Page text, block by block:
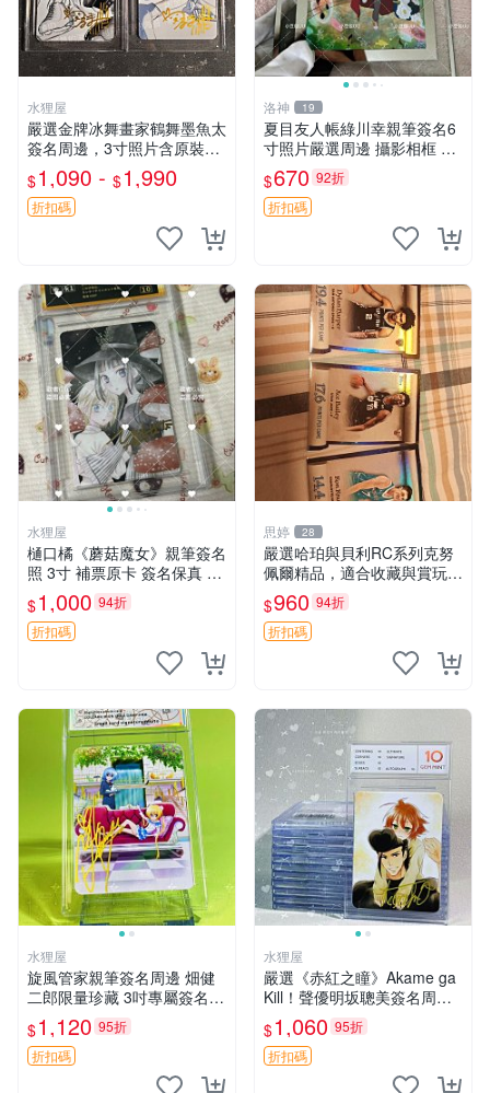
水狸屋
嚴選金牌冰舞畫家鶴舞墨魚太
簽名周邊，3寸照片含原裝卡
磚。收藏自用，面簽確保證
實。 冰舞 簽名 周邊
$1,090 - $1,990
折扣碼
洛神 19
夏目友人帳綠川幸親筆簽名6
寸照片嚴選周邊 攝影相框 網
路認證 夏目友人帳收藏 簽名
照 6寸
$670 92折
折扣碼
水狸屋
樋口橘《蘑菇魔女》親筆簽名
照 3寸 補票原卡 簽名保真 收
藏推薦 蘑菇魔女 樋口橘 照片
$1,000 94折
折扣碼
思婷 28
嚴選哈珀與貝利RC系列克努
佩爾精品，適合收藏與賞玩 R
C 玩具 陶瓷
$960 94折
折扣碼
水狸屋
旋風管家親筆簽名周邊 畑健
二郎限量珍藏 3吋專屬簽名照
日本正版中古 正規卡磚附送
旋風管家 畑健二郎 簽名照
$1,120 95折
折扣碼
水狸屋
嚴選《赤紅之瞳》Akame ga
Kill！聲優明坂聰美簽名周
邊，3寸帶原裝卡磚 日版中古
赤紅之瞳 Akame ga Kill 明坂
聰美 簽名
$1,060 95折
折扣碼